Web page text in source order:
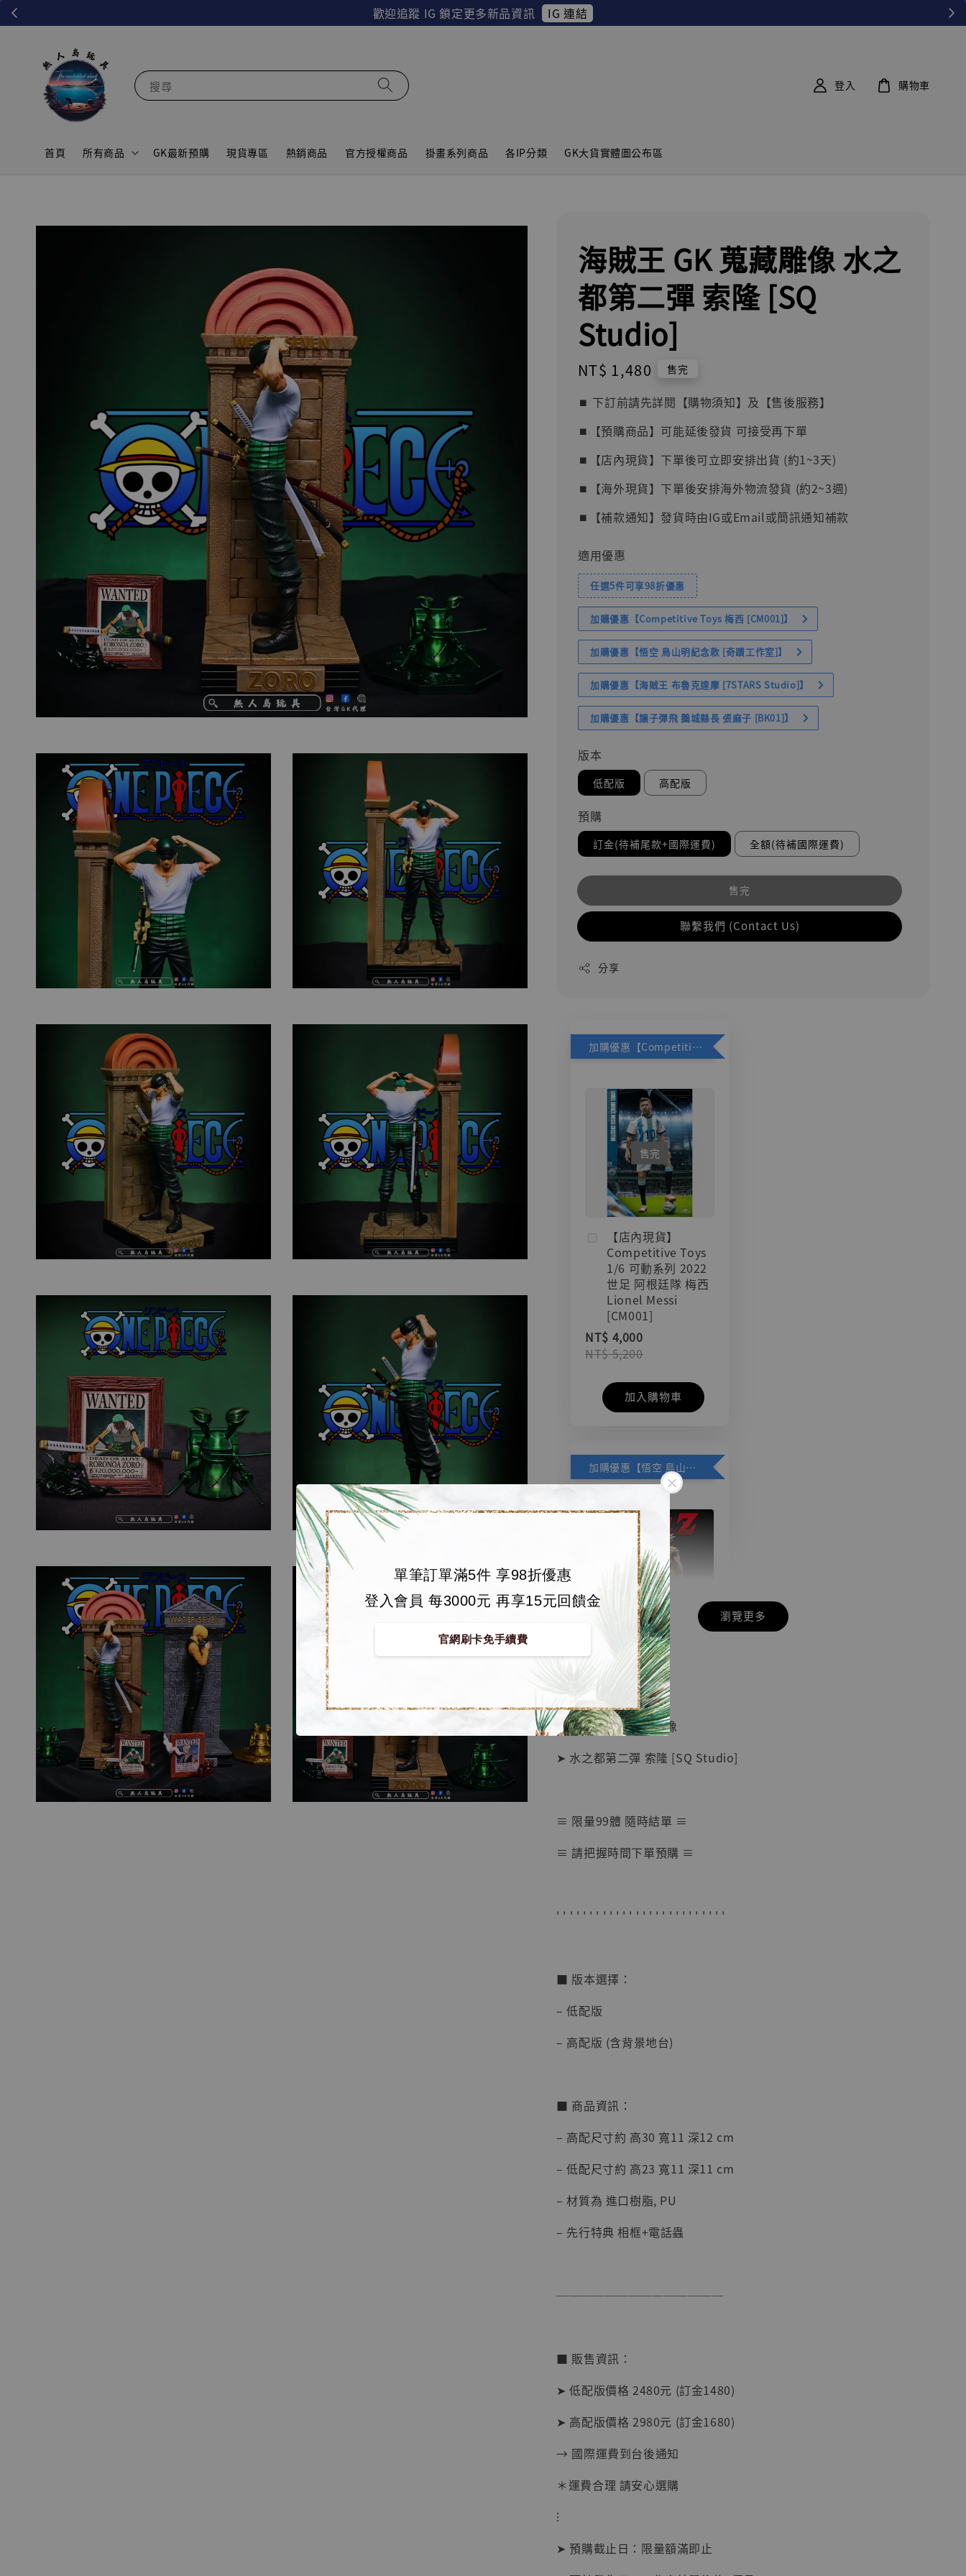
歡迎追蹤 IG 鎖定更多新品資訊 IG 連結
單筆訂單滿5件 享98折優惠
登入會員 每3000元 再享15元回饋金
官網刷卡免手續費
搜尋
首頁 所有商品 GK最新預購 現貨專區 熱銷商品 官方授權商品 掛畫系列商品 各IP分類 GK大貨實體圖公布區
登入 購物車
海賊王 GK 蒐藏雕像 水之
都第二彈 索隆 [SQ
Studio]
Regular
price
NT$ 1,480 售完
⏹︎ 下訂前請先詳閱【購物須知】及【售後服務】
⏹︎【預購商品】可能延後發貨 可接受再下單
⏹︎【店內現貨】下單後可立即安排出貨 (約1~3天)
⏹︎【海外現貨】下單後安排海外物流發貨 (約2~3週)
⏹︎【補款通知】發貨時由IG或Email或簡訊通知補款
適用優惠
任選5件可享98折優惠
加購優惠【Competitive Toys 梅西 [CM001]】
加購優惠【悟空 鳥山明紀念款 [奇蹟工作室]】
加購優惠【海賊王 布魯克達摩 [7STARS Studio]】
加購優惠【讓子彈飛 鵝城縣長 張麻子 [BK01]】
版本
低配版 高配版
預購
訂金(待補尾款+國際運費) 全額(待補國際運費)
售完
聯繫我們 (Contact Us)
分享
加購優惠【Competitive Toys 梅西 [CM001]】
售完
【店內現貨】
Competitive Toys
1/6 可動系列 2022
世足 阿根廷隊 梅西
Lionel Messi
[CM001]
NT$ 4,000
NT$ 5,200
加入購物車
加購優惠【悟空 鳥山明紀念款 [奇蹟工作室]】
【店內現貨】七龍珠
系列蒐藏雕像 悟空
鳥山明紀念款 [奇蹟
工作室]
NT$ 4,280
【店內現貨】海賊王
Studio]
NT$ 1,870
【現貨】
BJSTUDIO 1/6系列
可動蒐藏人偶 讓子
彈飛 鵝城縣長 張麻
NT$ 5,300
- +
瀏覽更多
🏝【無人島玩具】
■ 海賊王 GK 蒐藏雕像
➤ 水之都第二彈 索隆 [SQ Studio]
≡ 限量99體 隨時結單 ≡
≡ 請把握時間下單預購 ≡
' ' ' ' ' ' ' ' ' ' ' ' ' ' ' ' ' ' ' ' ' ' ' ' ' '
■ 版本選擇：
– 低配版
– 高配版 (含背景地台)
■ 商品資訊：
– 高配尺寸約 高30 寬11 深12 cm
– 低配尺寸約 高23 寬11 深11 cm
– 材質為 進口樹脂, PU
– 先行特典 相框+電話蟲
──────────────
■ 販售資訊：
➤ 低配版價格 2480元 (訂金1480)
➤ 高配版價格 2980元 (訂金1680)
→ 國際運費到台後通知
＊運費合理 請安心選購
⁝
➤ 預購截止日：限量額滿即止